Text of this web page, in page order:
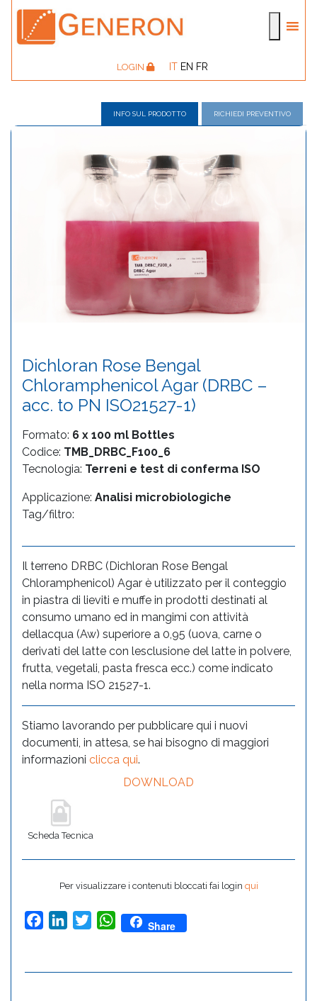
LOGIN IT EN FR
INFO SUL PRODOTTO RICHIEDI PREVENTIVO
Dichloran Rose Bengal
Chloramphenicol Agar (DRBC –
acc. to PN ISO21527-1)
Formato: 6 x 100 ml Bottles
Codice: TMB_DRBC_F100_6
Tecnologia: Terreni e test di conferma ISO
Applicazione: Analisi microbiologiche
Tag/filtro:
Il terreno DRBC (Dichloran Rose Bengal
Chloramphenicol) Agar è utilizzato per il conteggio
in piastra di lieviti e muffe in prodotti destinati al
consumo umano ed in mangimi con attività
dellacqua (Aw) superiore a 0,95 (uova, carne o
derivati del latte con lesclusione del latte in polvere,
frutta, vegetali, pasta fresca ecc.) come indicato
nella norma ISO 21527-1.
Stiamo lavorando per pubblicare qui i nuovi
documenti, in attesa, se hai bisogno di maggiori
informazioni clicca qui.
DOWNLOAD
Scheda Tecnica
Per visualizzare i contenuti bloccati fai login qui
FacebookLinkedInTwitterWhatsApp
Share